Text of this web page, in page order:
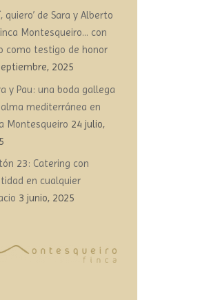
quiero’ de Sara y Alberto
Montesqueiro… con
como testigo de honor
2025
y Pau: una boda gallega
mediterránea en
Montesqueiro 24 julio,
23: Catering con
en cualquier
3 junio, 2025